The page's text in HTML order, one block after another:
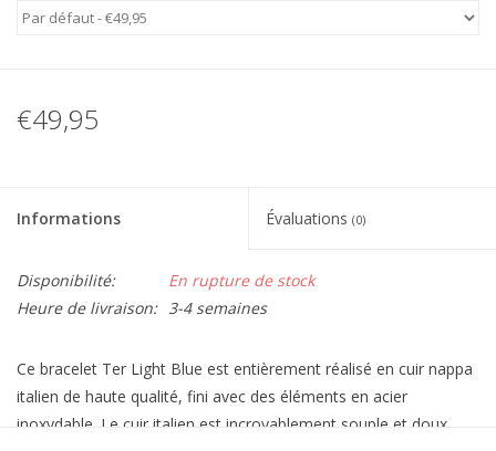
€49,95
Informations Évaluations (0)
Disponibilité:
En rupture de stock
Heure de livraison: 3-4 semaines
Ce bracelet Ter Light Blue est entièrement réalisé en cuir nappa
italien de haute qualité, fini avec des éléments en acier
inoxydable. Le cuir italien est incroyablement souple et doux.